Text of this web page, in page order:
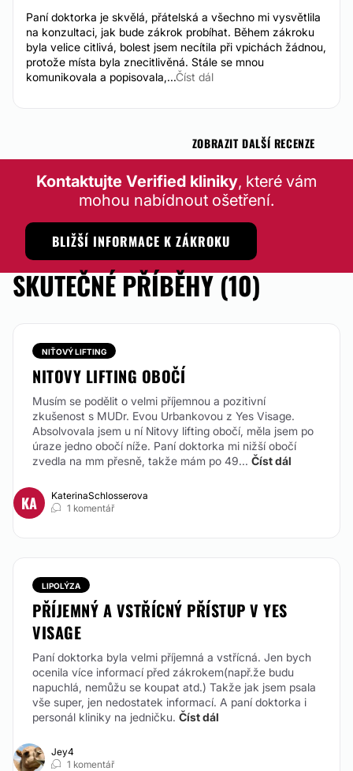
Laserová epilace
Od 1.100 Kč
Frakční laser
Od 5.500 Kč
Mezoterapie
Paní doktorka je skvělá, přátelská a všechno mi vysvětlila
na konzultaci, jak bude zákrok probíhat. Během zákroku
byla velice citlivá, bolest jsem necítila při vpichách žádnou,
protože místa byla znecitlivěná. Stále se mnou
komunikovala a popisovala,...Číst dál
ZOBRAZIT DALŠÍ RECENZE
Kontaktujte Verified kliniky, které vám
mohou nabídnout ošetření.
BLIŽŠÍ INFORMACE K ZÁKROKU
SKUTEČNÉ PŘÍBĚHY (10)
NIŤOVÝ LIFTING
NITOVY LIFTING OBOČÍ
Musím se podělit o velmi příjemnou a pozitivní
zkušenost s MUDr. Evou Urbankovou z Yes Visage.
Absolvovala jsem u ní Nitovy lifting obočí, měla jsem po
úraze jedno obočí níže. Paní doktorka mi nižší obočí
zvedla na mm přesně, takže mám po 49... Číst dál
KA
KaterinaSchlosserova
1 komentář
LIPOLÝZA
PŘÍJEMNÝ A VSTŘÍCNÝ PŘÍSTUP V YES
VISAGE
Paní doktorka byla velmi příjemná a vstřícná. Jen bych
ocenila více informací před zákrokem(např.že budu
napuchlá, nemůžu se koupat atd.) Takže jak jsem psala
vše super, jen nedostatek informací. A paní doktorka i
personál kliniky na jedničku. Číst dál
Jey4
1 komentář